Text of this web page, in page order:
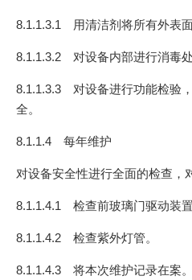
8.1.1.3.1 用清洁剂将所有外表面
8.1.1.3.2 对设备内部进行消毒处
8.1.1.3.3 对设备进行功能检验
全。
8.1.1.4 每年维护
对设备安全性进行全面的检查，
8.1.1.4.1 检查前玻璃门驱动装置
8.1.1.4.2 检查紫外灯管。
8.1.1.4.3 将本次维护记录在案。